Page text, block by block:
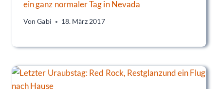
ein ganz normaler Tag in Nevada
Von Gabi 18. März 2017